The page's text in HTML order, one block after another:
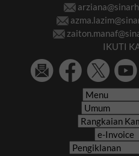
IKUTI